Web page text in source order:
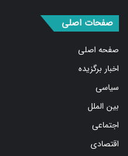
صفحه اصلی
اخبار برگزیده
سیاسی
بین الملل
اجتماعی
اقتصادی
ورزشی